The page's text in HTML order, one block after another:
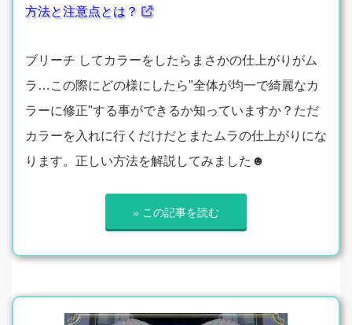
方法と注意点とは？
ブリーチ してカラーをしたらまさかの仕上がりがム
ラ…この際にどの様にしたら"全体が均一で綺麗なカ
ラーに修正"する事ができるか知っていますか？ただ
カラーを入れに行くだけだとまたムラの仕上がりにな
ります。正しい方法を解説してみました☻
» この記事を読む